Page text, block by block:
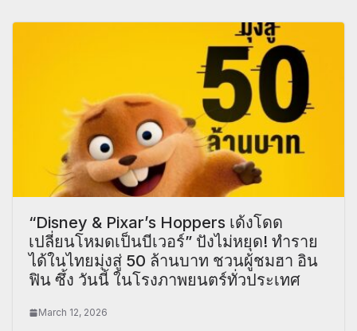
“Disney & Pixar’s Hoppers เด้งโดด
เปลี่ยนโหมดเป็นบีเวอร์” ปังไม่หยุด! ทำราย
ได้ในไทยมุ่งสู่ 50 ล้านบาท ชวนผู้ชมฮา อิน
ฟิน ซึ้ง วันนี้ ในโรงภาพยนตร์ทั่วประเทศ
March 12, 2026